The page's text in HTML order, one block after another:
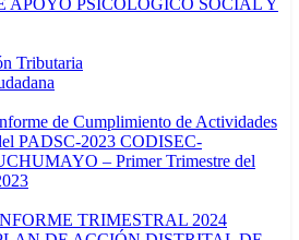
APOYO PSICOLOGICO SOCIAL Y
Tributaria
de Cumplimiento de Actividades
PADSC-2023 CODISEC-
– Primer Trimestre del
TRIMESTRAL 2024